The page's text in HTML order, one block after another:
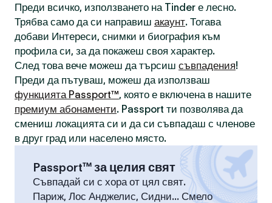
Преди всичко, използването на Tinder е лесно.
Трябва само да си направиш акаунт. Тогава
добави Интереси, снимки и биография към
профила си, за да покажеш своя характер.
След това вече можеш да търсиш съвпадения!
Преди да пътуваш, можеш да използваш
функцията Passport™, която е включена в нашите
премиум абонаменти. Passport ти позволява да
смениш локацията си и да си съвпадаш с членове
в друг град или населено място.
Passport™ за целия свят
Съвпадай си с хора от цял свят.
Париж, Лос Анджелис, Сидни... Смело